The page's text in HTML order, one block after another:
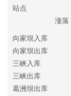
站
涨落
向家坝入库
向家坝出库
三峡入库
三峡出库
葛洲坝出库